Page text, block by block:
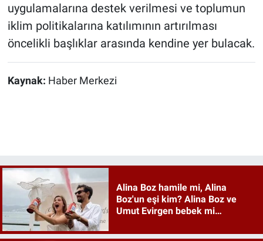
uygulamalarına destek verilmesi ve toplumun
iklim politikalarına katılımının artırılması
öncelikli başlıklar arasında kendine yer bulacak.
Kaynak: Haber Merkezi
Alina Boz hamile mi, Alina
Boz'un eşi kim? Alina Boz ve
Umut Evirgen bebek mi